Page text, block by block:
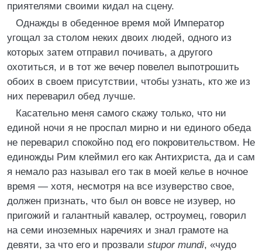
приятелями своими кидал на сцену.
Однажды в обеденное время мой Император
угощал за столом неких двоих людей, одного из
которых затем отправил почивать, а другого
охотиться, и в тот же вечер повелел выпотрошить
обоих в своем присутствии, чтобы узнать, кто же из
них переварил обед лучше.
Касательно меня самого скажу только, что ни
единой ночи я не проспал мирно и ни единого обеда
не переварил спокойно под его покровительством. Не
единожды Рим клеймил его как Антихриста, да и сам
я немало раз называл его так в моей келье в ночное
время — хотя, несмотря на все изуверство свое,
должен признать, что был он вовсе не изувер, но
пригожий и галантный кавалер, остроумец, говорил
на семи иноземных наречиях и знал грамоте на
девяти, за что его и прозвали stupor mundi, «чудо